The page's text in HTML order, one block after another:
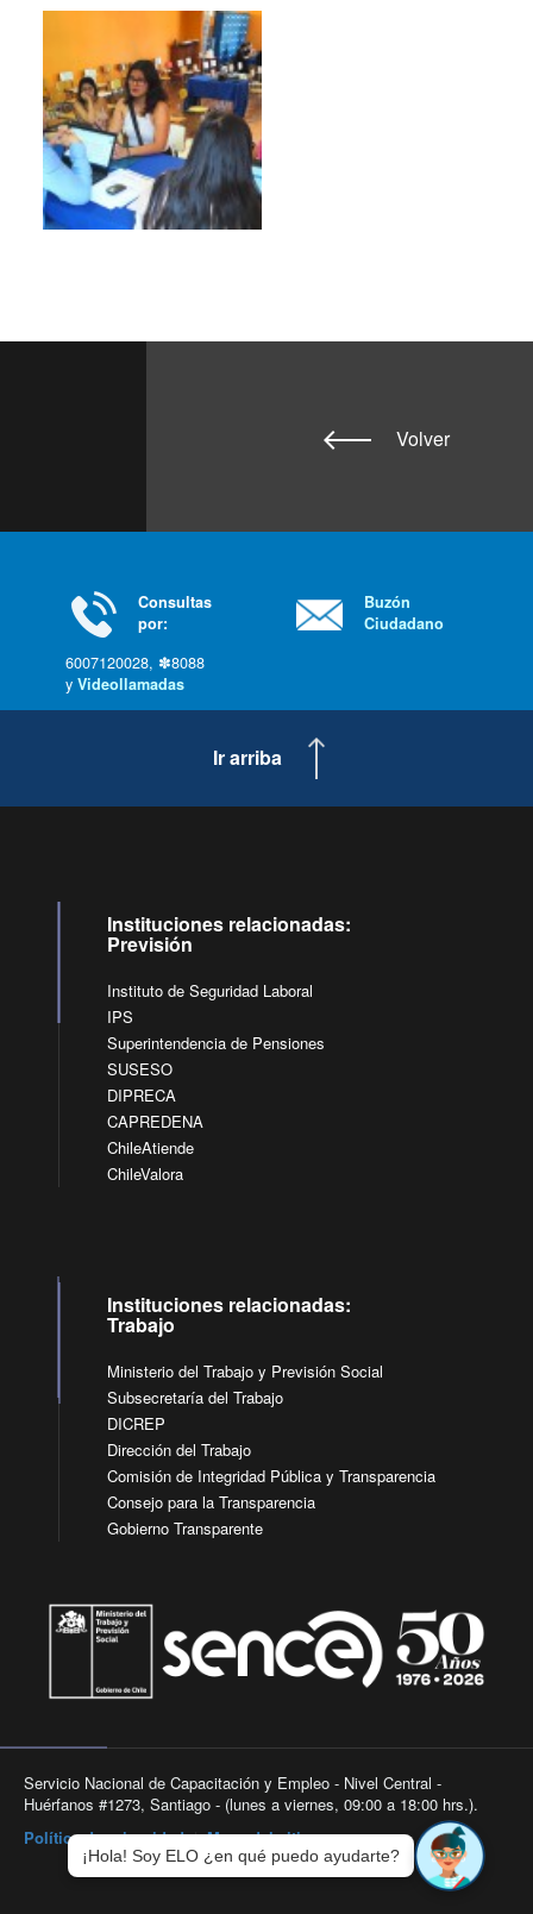
Volver
Consultas
por:
6007120028, ✽8088
y Videollamadas
Buzón
Ciudadano
Ir arriba
Instituciones relacionadas:
Previsión
Instituto de Seguridad Laboral
IPS
Superintendencia de Pensiones
SUSESO
DIPRECA
CAPREDENA
ChileAtiende
ChileValora
Instituciones relacionadas:
Trabajo
Ministerio del Trabajo y Previsión Social
Subsecretaría del Trabajo
DICREP
Dirección del Trabajo
Comisión de Integridad Pública y Transparencia
Consejo para la Transparencia
Gobierno Transparente
Servicio Nacional de Capacitación y Empleo - Nivel Central -
Huérfanos #1273, Santiago - (lunes a viernes, 09:00 a 18:00 hrs.).
Política de privacidad|Mapa del sitio
¡Hola! Soy ELO ¿en qué puedo ayudarte?